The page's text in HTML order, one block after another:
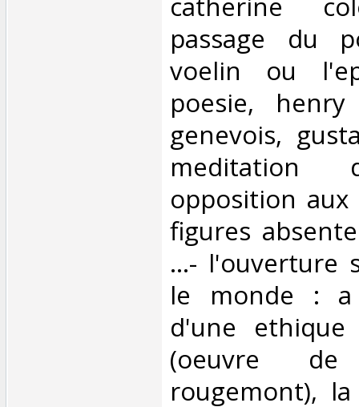
passage du
voelin ou
poesie,
genevois,
meditation
opposition aux
figures
...- l'ouverture
le monde : a
d'une
(oeuvre
rougemont),